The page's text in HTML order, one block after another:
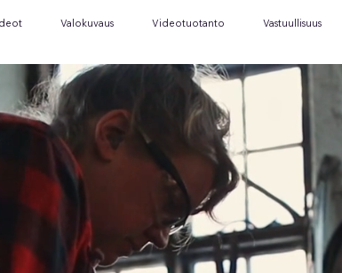
Valokuvaus Videotuotanto Vastuullisuus